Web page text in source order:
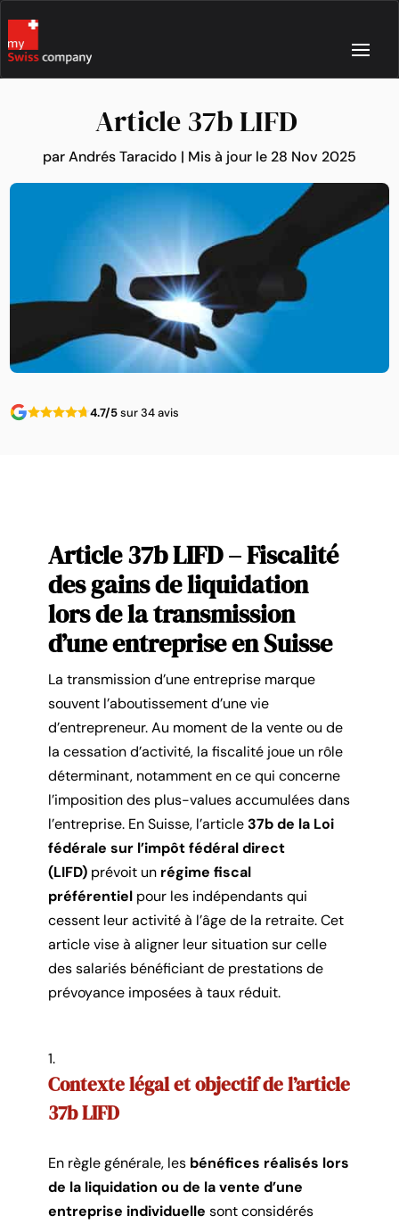
Article 37b LIFD
parAndrés Taracido | Mis à jour le 28 Nov 2025
4.7/5sur 34 avis
Article 37b LIFD – Fiscalité
des gains de liquidation
lors de la transmission
d’une entreprise en Suisse
La transmission d’une entreprise marque
souvent l’aboutissement d’une vie
d’entrepreneur. Au moment de la vente ou de
la cessation d’activité, la fiscalité joue un rôle
déterminant, notamment en ce qui concerne
l’imposition des plus-values accumulées dans
l’entreprise. En Suisse, l’article37b de la Loi
fédérale sur l’impôt fédéral direct
(LIFD)prévoit un régime fiscal
préférentielpour les indépendants qui
cessent leur activité à l’âge de la retraite. Cet
article vise à aligner leur situation sur celle
des salariés bénéficiant de prestations de
prévoyance imposées à taux réduit.
Contexte légal et objectif de l’article
37b LIFD
En règle générale, les bénéfices réalisés lors
de la liquidation ou de la vente d’une
entreprise individuelle sont considérés